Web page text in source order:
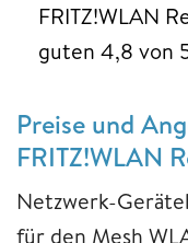
FRITZ!WLAN
guten 4,8 von
Preise und
FRITZ!WLAN
Netzwerk-
für den Mesh